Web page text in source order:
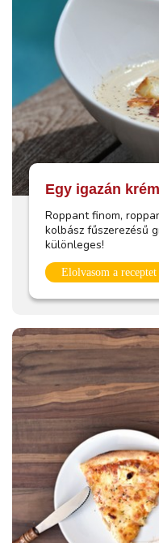
Egy igazán
Roppant finom,
kolbász fűszerezésű
különleges!
Elolvasom a receptet